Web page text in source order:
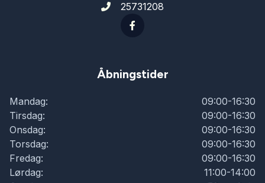
25731208
Åbningstider
Mandag:
09:00-16:30
Tirsdag:
09:00-16:30
Onsdag:
09:00-16:30
Torsdag:
09:00-16:30
Fredag:
09:00-16:30
Lørdag:
11:00-14:00